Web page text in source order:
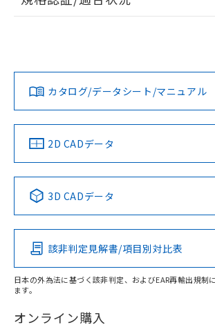
ログイン/会員登録
ダウンロードデータをご利用いただく前に
みください。
ソフトウェアの使用条件
EU RoHS 注意事項・凡例
対応済み
中国 RoHS 注意事項・凡例
Pb Hg Cd
O
在庫等で未対応品が混在する可能性があり
LR型式承認
（イギリス
船舶規格）
DNV型式承認
（ノルウェー
BV型
（フ
No No No
この製品の規格認証/
その他の認証はこちらのページか
カタログ/データシート/マニュアル
2D CADデータ
3D CADデータ
該非判定見解書/項目別対比表
日本の外為法に基づく該非判定、およびEAR再輸出規制
ます。
オンライン購入